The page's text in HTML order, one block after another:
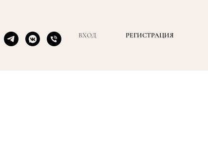
ВХОД РЕГИСТРАЦИЯ